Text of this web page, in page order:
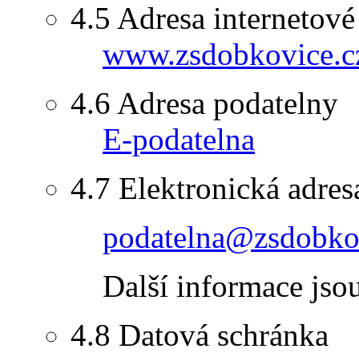
4.5 Adresa
4.6 Adresa podatelny
E-podatelna
4.7 Elektronická
Další informace
4.8 Datová schránka